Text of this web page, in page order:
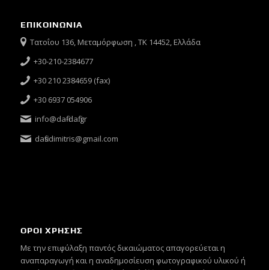
ΕΠΙΚΟΙΝΩΝΙΑ
Τατοΐου 136, Μεταμόρφωση , ΤΚ 14452, Ελλάδα
+30-210-2384677
+30 210 2384659 (fax)
+30 6937 054906
info@dafi-dafi.gr
dafisdimitris@gmail.com
ΟΡΟΙ ΧΡΗΣΗΣ
Mε την επιφύλαξη παντός δικαιώματος απαγορεύεται η
αναπαραγωγή και η αναδημοσίευση φωτογραφικού υλικού ή